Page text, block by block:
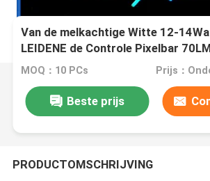
Van de melkachtige Witte 12-
LEIDENE de Controle Pixelbar
Artnet
MOQ：10 PCs Prijs：
Beste prijs
PRODUCTOMSCHRIJVING